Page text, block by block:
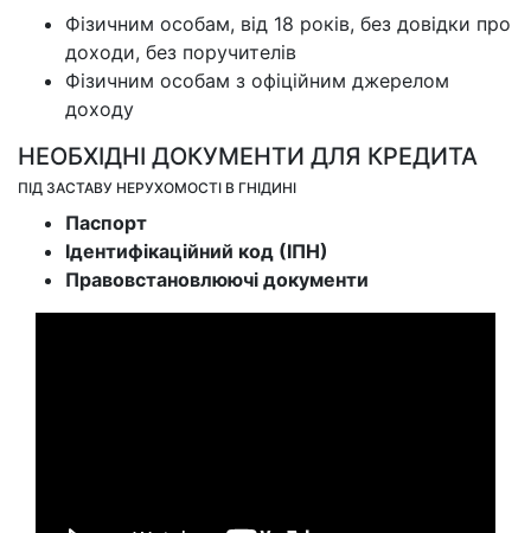
Фізичним особам, від 18 років, без довідки про
доходи, без поручителів
Фізичним особам з офіційним джерелом
доходу
НЕОБХІДНІ ДОКУМЕНТИ ДЛЯ КРЕДИТА
ПІД ЗАСТАВУ НЕРУХОМОСТІ В ГНІДИНІ
Паспорт
Ідентифікаційний код (ІПН)
Правовстановлюючі документи